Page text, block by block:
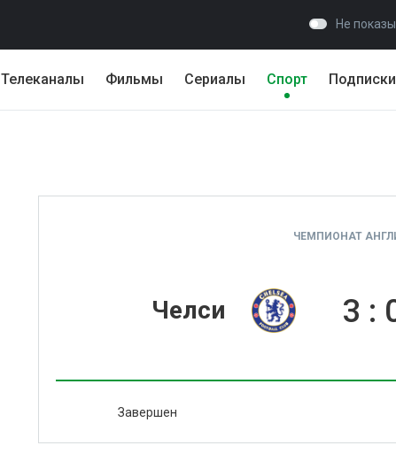
Не
Телеканалы Фильмы Сериалы Спорт Подписки
ЧЕМПИОНАТ
Челси 3 :
Завершен